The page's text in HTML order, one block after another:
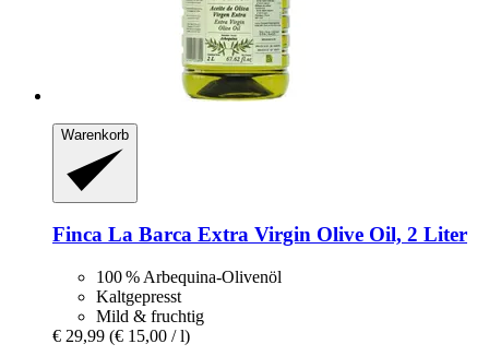
Warenkorb
Finca La Barca Extra Virgin Olive Oil, 2 Liter
100 % Arbequina-Olivenöl
Kaltgepresst
Mild & fruchtig
€ 29,99 (€ 15,00 / l)